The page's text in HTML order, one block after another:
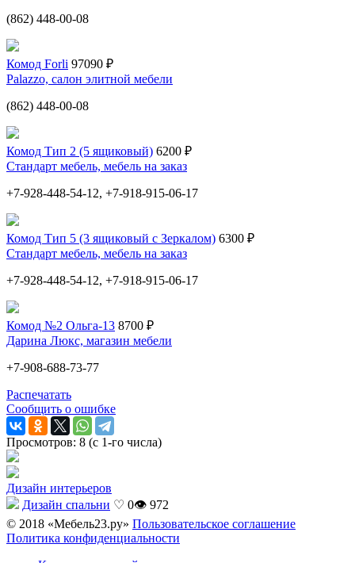
(862) 448-00-08
Комод Forli 97090 ₽
Palazzo, салон элитной мебели
(862) 448-00-08
Комод Тип 2 (5 ящиковый) 6200 ₽
Стандарт мебель, мебель на заказ
+7-928-448-54-12, +7-918-915-06-17
Комод Тип 5 (3 ящиковый с Зеркалом) 6300 ₽
Стандарт мебель, мебель на заказ
+7-928-448-54-12, +7-918-915-06-17
Комод №2 Ольга-13 8700 ₽
Дарина Люкс, магазин мебели
+7-908-688-73-77
Распечатать
Сообщить о ошибке
Просмотров: 8 (с 1-го числа)
Дизайн интерьеров
Дизайн спальни ♡ 0👁 972
© 2018 «Мебель23.ру» Пользовательское соглашение
Политика конфиденциальности